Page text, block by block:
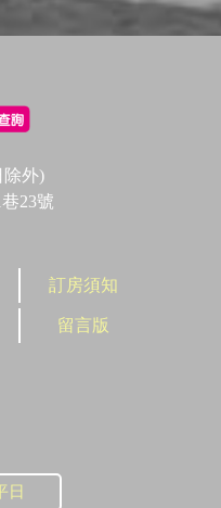
除外)
23號
訂房須知
留言版
日